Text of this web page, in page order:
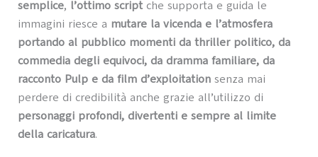
semplice, l’ottimo scriptche supporta e guida le
immagini riesce a mutare la vicenda e l’atmosfera
portando al pubblico momenti da thriller politico, da
commedia degli equivoci, da dramma familiare, da
racconto Pulp e da film d’exploitationsenza mai
perdere di credibilità anche grazie all’utilizzo di
personaggi profondi, divertenti e sempre al limite
della caricatura.